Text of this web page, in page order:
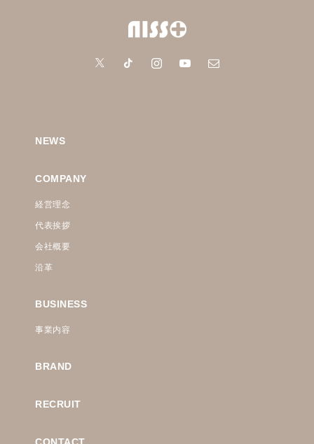
NEWS
COMPANY
経営理念
代表挨拶
会社概要
沿革
BUSINESS
事業内容
BRAND
RECRUIT